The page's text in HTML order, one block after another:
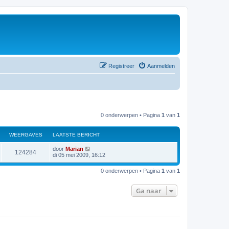
Aanmelden
Registreer
0 onderwerpen • Pagina 1 van 1
WEERGAVES LAATSTE BERICHT
124284W
e
a
L
a
t
c
door Marian
di 05 mei 2009, 16:12
0 onderwerpen • Pagina 1 van 1
Ga naar